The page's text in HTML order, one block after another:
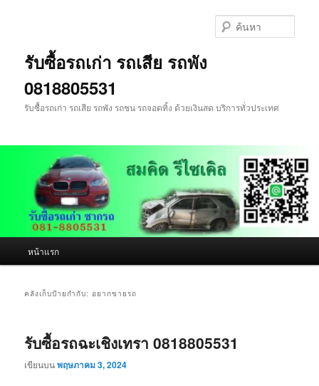
รับซื้อรถเก่า รถเสีย รถพัง
0818805531
รับซื้อรถเก่า รถเสีย รถพัง รถชน รถจอดทิ้ง ด้วยเงินสด บริการทั่วประเทศ
หน้าแรก
คลังเก็บป้ายกำกับ: อยากขายรถ
รับซื้อรถฉะเชิงเทรา 0818805531
เขียนบนพฤษภาคม 3, 2024